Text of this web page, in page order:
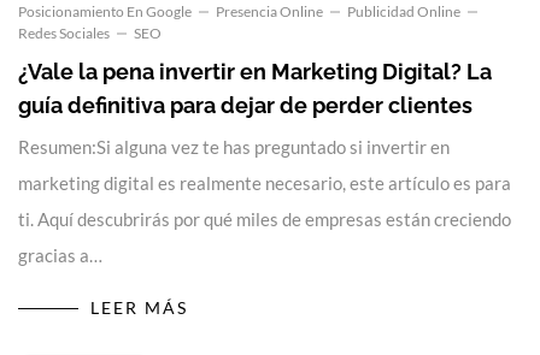
Posicionamiento En Google
Presencia Online
Publicidad Online
Redes Sociales
SEO
¿Vale la pena invertir en Marketing Digital? La
guía definitiva para dejar de perder clientes
Resumen:Si alguna vez te has preguntado si invertir en
marketing digital es realmente necesario, este artículo es para
ti. Aquí descubrirás por qué miles de empresas están creciendo
gracias a…
LEER MÁS